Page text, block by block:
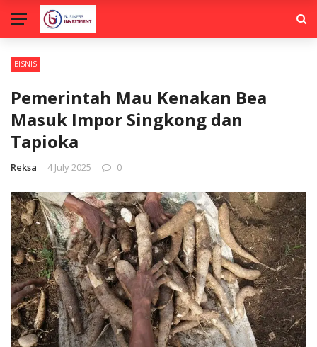
BISNIS
Pemerintah Mau Kenakan Bea
Masuk Impor Singkong dan
Tapioka
Reksa 4 July 2025 0